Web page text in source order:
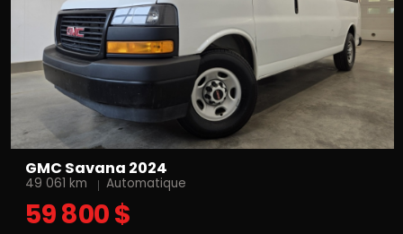
GMC Savana 2024
49 061 km Automatique
59 800 $